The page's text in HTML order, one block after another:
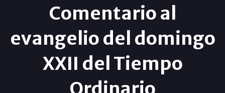
Comentario al
evangelio del domingo
XXII del Tiempo